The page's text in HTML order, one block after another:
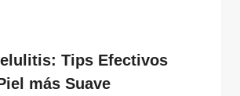
Tips Efectivos
más Suave